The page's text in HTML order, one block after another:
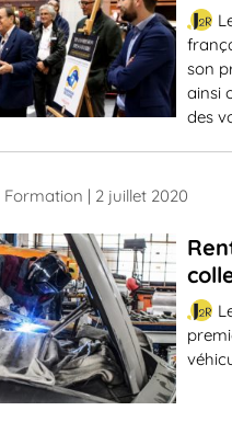
son
ainsi
des
Formation | 2 juillet 2020